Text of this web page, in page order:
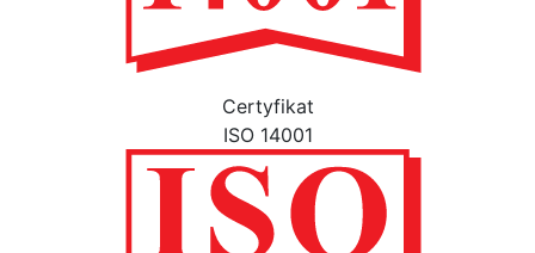
Certyfikat
ISO 14001